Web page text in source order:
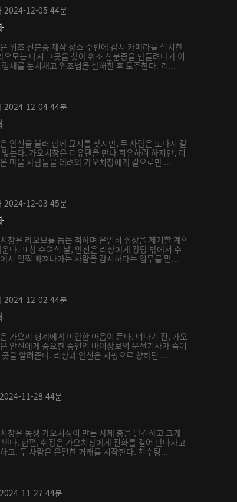
2024-12-05 44분
위조 신분증 제작 장소 주변에 감시 카메라를 설치한
오모는 다시 그곳을 찾아 위조 신분증을 만들려다가 이
낌새를 눈치채고 위조범을 살해한 후 도주한다. 리...
2024-12-04 44분
안신을 불러 함께 묘지를 찾지만, 두 사람은 또다시 갈
빚는다. 가오치창은 리유톈을 만나 회유하려 하지만, 리
마을 사람들을 데려와 가오치창에게 겉으로만 ...
2024-12-03 45분
창은 라오모를 돕는 척하며 은밀히 쉬장을 제거할 계획
운다. 표창 수여식 날, 안신은 리샹에게 강당 밖에서 수
서 일찍 빠져나가는 사람을 감시하라는 임무를 맡...
2024-12-02 44분
가오씨 형제에게 미안한 마음이 든다. 떠나기 전, 가오
안신에게 중요한 증인인 바이장보의 운전기사가 숨어
곳을 알려준다. 리샹과 안신은 시핑으로 향하던 ...
2024-11-28 44분
창은 동생 가오치성이 만든 사제 총을 발견하고 크게
다. 한편, 쉬장은 가오치창에게 전화를 걸어 만나자고
고, 두 사람은 은밀한 거래를 시작한다. 천수팅...
2024-11-27 44분